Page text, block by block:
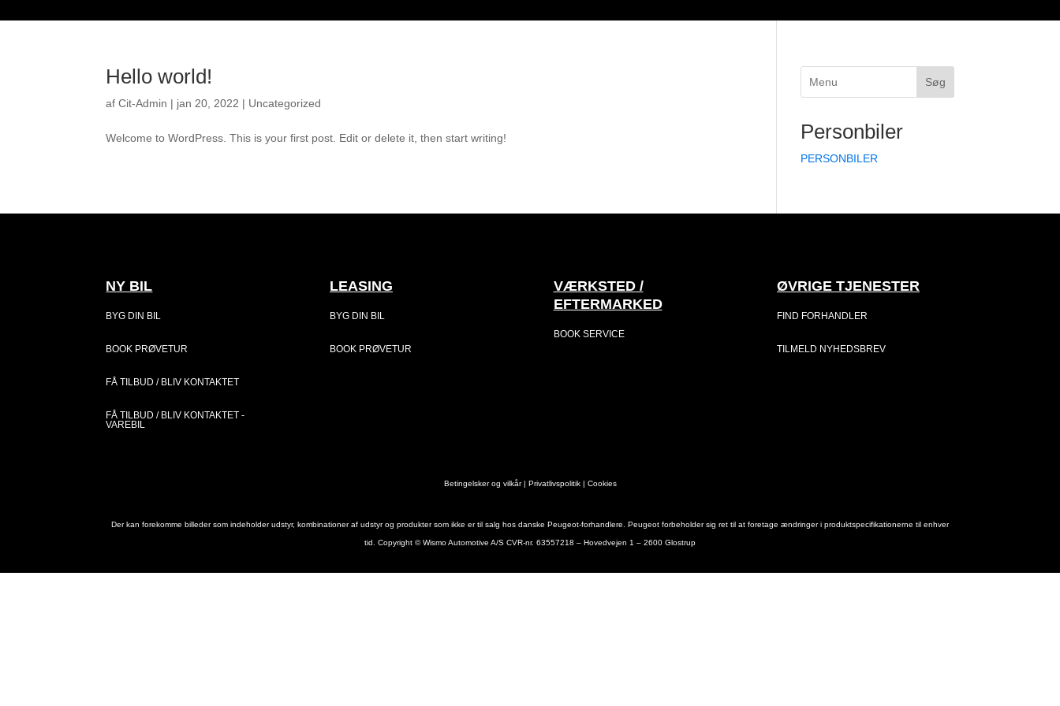
Hello world!
afCit-Admin | jan 20, 2022 | Uncategorized
Welcome to WordPress. This is your first post. Edit or delete it, then start writing!
Søg
Personbiler
PERSONBILER
NY BIL
BYG DIN BIL
BOOK PRØVETUR
FÅ TILBUD / BLIV KONTAKTET
FÅ TILBUD / BLIV KONTAKTET -
VAREBIL
LEASING
BYG DIN BIL
BOOK PRØVETUR
VÆRKSTED /
EFTERMARKED
BOOK SERVICE
ØVRIGE TJENESTER
FIND FORHANDLER
TILMELD NYHEDSBREV
Betingelsker og vilkår| Privatlivspolitik| Cookies
Der kan forekomme billeder som indeholder udstyr, kombinationer af udstyr og produkter som ikke er til salg hos danske Peugeot-forhandlere. Peugeot forbeholder sig ret til at foretage ændringer i produktspecifikationerne til enhver
tid. Copyright © Wismo Automotive A/S CVR-nr. 63557218 – Hovedvejen 1 – 2600 Glostrup